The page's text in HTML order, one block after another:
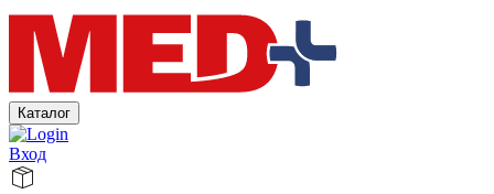
Каталог
Вход